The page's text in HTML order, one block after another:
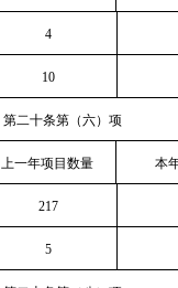
4
10
第二十条第（六）项
上一年项目数量 本
217
5